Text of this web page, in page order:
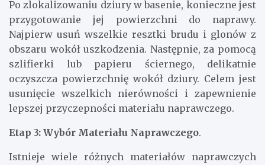
Po zlokalizowaniu dziury w basenie, konieczne jest
przygotowanie jej powierzchni do naprawy.
Najpierw usuń wszelkie resztki brudu i glonów z
obszaru wokół uszkodzenia. Następnie, za pomocą
szlifierki lub papieru ściernego, delikatnie
oczyszcza powierzchnię wokół dziury. Celem jest
usunięcie wszelkich nierówności i zapewnienie
lepszej przyczepności materiału naprawczego.
Etap 3: Wybór Materiału Naprawczego.
Istnieje wiele różnych materiałów naprawczych